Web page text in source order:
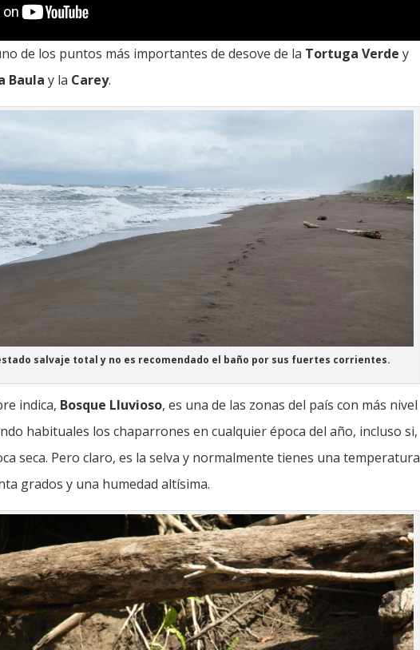
de los puntos más importantes de desove de la Tortuga Verde y
Baula y la Carey.
salvaje total y no es recomendado el baño por sus fuertes corrientes.
indica, Bosque Lluvioso, es una de las zonas del país con más nivel
habituales los chaparrones en cualquier época del año, incluso si,
seca. Pero claro, es la selva y normalmente tienes una temperatura
grados y una humedad altísima.